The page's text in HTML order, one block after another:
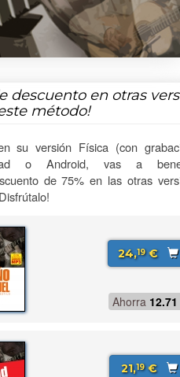
descuento en otras
método!
su versión Física (con
o Android, vas a
de 75% en las otras
24,19€
Ahorra 12.71
21,19€